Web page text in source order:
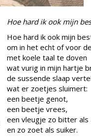
Hoe hard ik ook mijn
Hoe hard ik ook mijn
om in het echt of voor
met koele taal te doven
wat vurig in mijn hartje
de sussende slaap
wat er zoetjes sluimert:
een beetje genot,
een beetje vrees,
een vleugje zo bitter als
en zo zoet als suiker.